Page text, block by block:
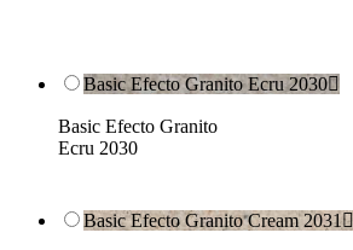
Basic Efecto Granito Ecru 2030
Basic Efecto Granito
Ecru 2030
Basic Efecto Granito Cream 2031